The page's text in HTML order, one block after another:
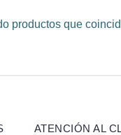
productos que
ATENCIÓN AL